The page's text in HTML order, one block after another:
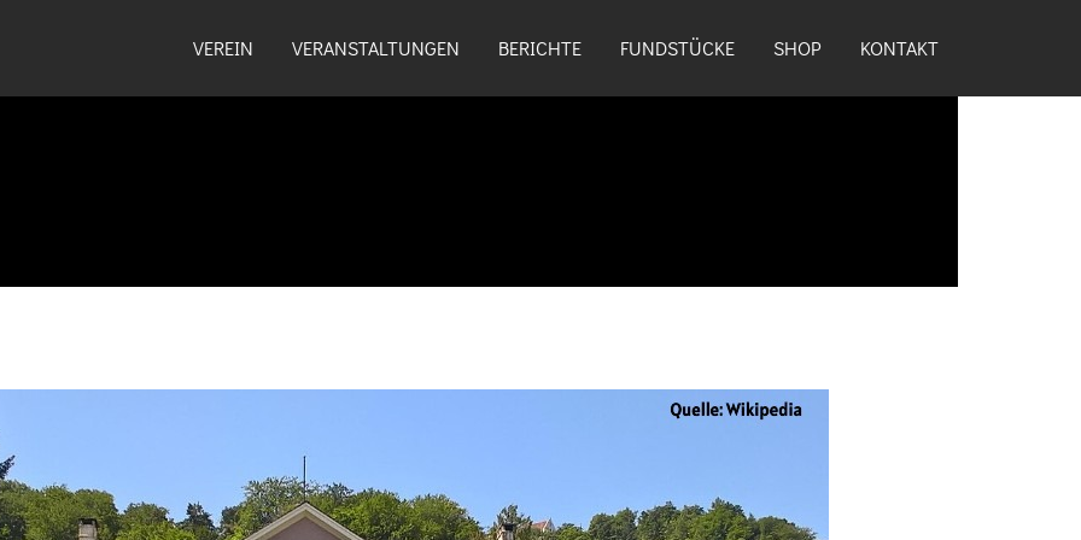
VEREIN VERANSTALTUNGEN BERICHTE FUNDSTÜCKE SHOP KONTAKT